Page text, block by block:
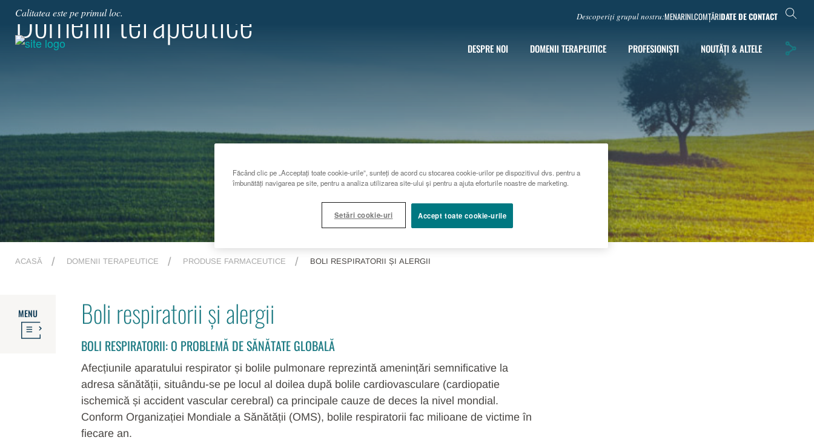
Calitatea este pe primul loc. Descoperiți grupul nostru:MENARINI.COMȚĂRIDATE DE CONTACT
DESPRE NOI DOMENII TERAPEUTICE PROFESIONIȘTI NOUTĂȚI & ALTELE
Domenii terapeutice
ACASĂ DOMENII TERAPEUTICE PRODUSE FARMACEUTICE BOLI RESPIRATORII ȘI ALERGII
MENU Boli respiratorii și alergii
BOLI RESPIRATORII: O PROBLEMĂ DE SĂNĂTATE GLOBALĂ
Afecțiunile aparatului respirator și bolile pulmonare reprezintă amenințări semnificative la
adresa sănătății, situându-se pe locul al doilea după bolile cardiovasculare (cardiopatie
ischemică și accident vascular cerebral) ca principale cauze de deces la nivel mondial.
Conform Organizației Mondiale a Sănătății (OMS), bolile respiratorii fac milioane de victime în
fiecare an.
Făcând clic pe „Acceptați toate cookie-urile”, sunteți de acord cu stocarea cookie-urilor pe dispozitivul dvs. pentru a
îmbunătăți navigarea pe site, pentru a analiza utilizarea site-ului și pentru a ajuta eforturile noastre de marketing.
Setări cookie-uri Accept toate cookie-urile